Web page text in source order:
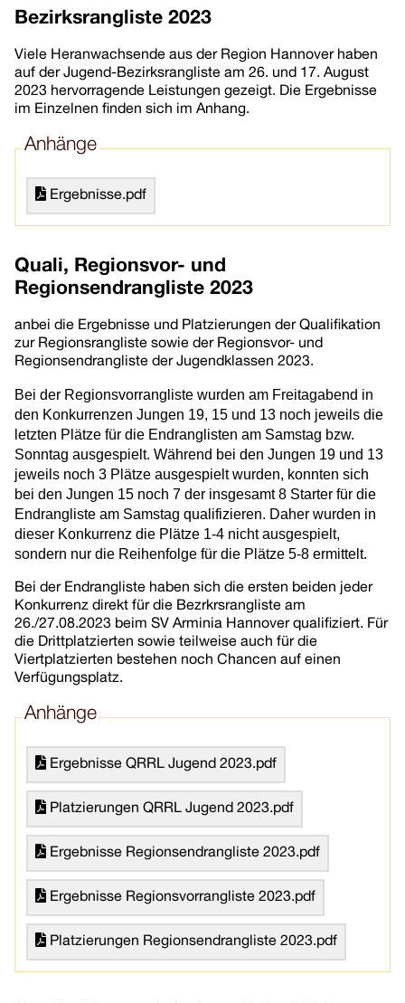
Bezirksrangliste 2023
Viele Heranwachsende aus der Region Hannover haben
auf der Jugend-Bezirksrangliste am 26. und 17. August
2023 hervorragende Leistungen gezeigt. Die Ergebnisse
im Einzelnen finden sich im Anhang.
Anhänge
Ergebnisse.pdf
Quali, Regionsvor- und
Regionsendrangliste 2023
anbei die Ergebnisse und Platzierungen der Qualifikation
zur Regionsrangliste sowie der Regionsvor- und
Regionsendrangliste der Jugendklassen 2023.
Bei der Regionsvorrangliste wurden am Freitagabend in
den Konkurrenzen Jungen 19, 15 und 13 noch jeweils die
letzten Plätze für die Endranglisten am Samstag bzw.
Sonntag ausgespielt. Während bei den Jungen 19 und 13
jeweils noch 3 Plätze ausgespielt wurden, konnten sich
bei den Jungen 15 noch 7 der insgesamt 8 Starter für die
Endrangliste am Samstag qualifizieren. Daher wurden in
dieser Konkurrenz die Plätze 1-4 nicht ausgespielt,
sondern nur die Reihenfolge für die Plätze 5-8 ermittelt.
Bei der Endrangliste haben sich die ersten beiden jeder
Konkurrenz direkt für die Bezrkrsrangliste am
26./27.08.2023 beim SV Arminia Hannover qualifiziert. Für
die Drittplatzierten sowie teilweise auch für die
Viertplatzierten bestehen noch Chancen auf einen
Verfügungsplatz.
Anhänge
Ergebnisse QRRL Jugend 2023.pdf
Platzierungen QRRL Jugend 2023.pdf
Ergebnisse Regionsendrangliste 2023.pdf
Ergebnisse Regionsvorrangliste 2023.pdf
Platzierungen Regionsendrangliste 2023.pdf